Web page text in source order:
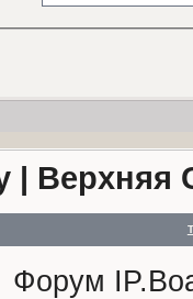
| Верхняя
Форум